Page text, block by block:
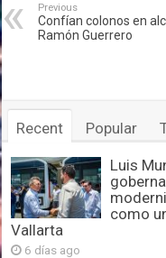
Previous
Confían colonos en
Ramón Guerrero
Recent Popular
Luis
como
Vallarta
6 días ago